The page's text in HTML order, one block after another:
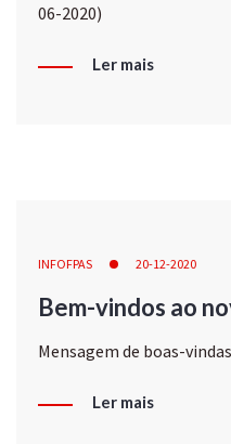
06-2020)
Ler mais
INFOFPAS 20-12-2020
Bem-vindos ao
Mensagem de boas-
Ler mais